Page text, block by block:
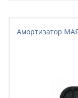
Амортизатор